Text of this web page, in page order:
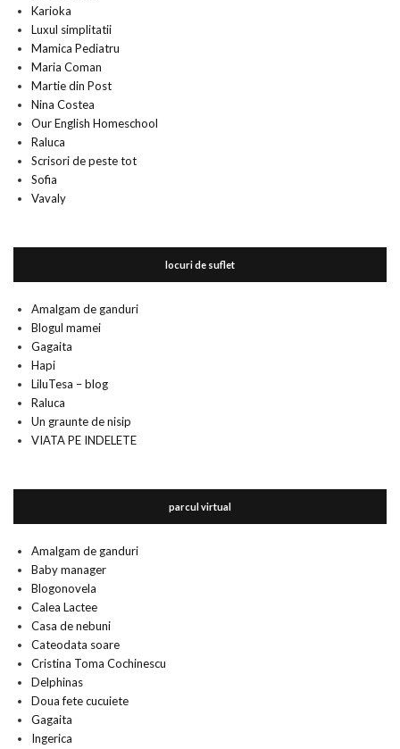
Karioka
Luxul simplitatii
Mamica Pediatru
Maria Coman
Martie din Post
Nina Costea
Our English Homeschool
Raluca
Scrisori de peste tot
Sofia
Vavaly
locuri de suflet
Amalgam de ganduri
Blogul mamei
Gagaita
Hapi
LiluTesa – blog
Raluca
Un graunte de nisip
VIATA PE INDELETE
parcul virtual
Amalgam de ganduri
Baby manager
Blogonovela
Calea Lactee
Casa de nebuni
Cateodata soare
Cristina Toma Cochinescu
Delphinas
Doua fete cucuiete
Gagaita
Ingerica